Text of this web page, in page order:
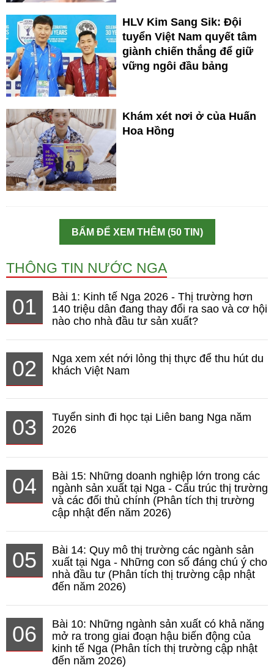
HLV Kim Sang Sik: Đội
tuyển Việt Nam quyết tâm
giành chiến thắng để giữ
vững ngôi đầu bảng
Khám xét nơi ở của Huấn
Hoa Hồng
BẤM ĐỂ XEM THÊM (50 TIN)
THÔNG TIN NƯỚC NGA
01
Bài 1: Kinh tế Nga 2026 - Thị trường hơn
140 triệu dân đang thay đổi ra sao và cơ hội
nào cho nhà đầu tư sản xuất?
02
Nga xem xét nới lỏng thị thực để thu hút du
khách Việt Nam
03
Tuyển sinh đi học tại Liên bang Nga năm
2026
04
Bài 15: Những doanh nghiệp lớn trong các
ngành sản xuất tại Nga - Cấu trúc thị trường
và các đối thủ chính (Phân tích thị trường
cập nhật đến năm 2026)
05
Bài 14: Quy mô thị trường các ngành sản
xuất tại Nga - Những con số đáng chú ý cho
nhà đầu tư (Phân tích thị trường cập nhật
đến năm 2026)
06
Bài 10: Những ngành sản xuất có khả năng
mở ra trong giai đoạn hậu biến động của
kinh tế Nga (Phân tích thị trường cập nhật
đến năm 2026)